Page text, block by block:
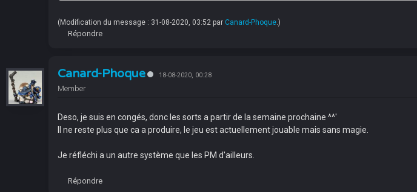
(Modification du message : 31-08-2020, 03:52 par Canard-Phoque .)
Répondre
Canard-Phoque 18-08-2020, 00:28
Member
Deso, je suis en congés, donc les sorts a partir de la semaine prochaine ^^'
Il ne reste plus que ca a produire, le jeu est actuellement jouable mais sans magie.
Je réfléchi a un autre système que les PM d'ailleurs.
Répondre